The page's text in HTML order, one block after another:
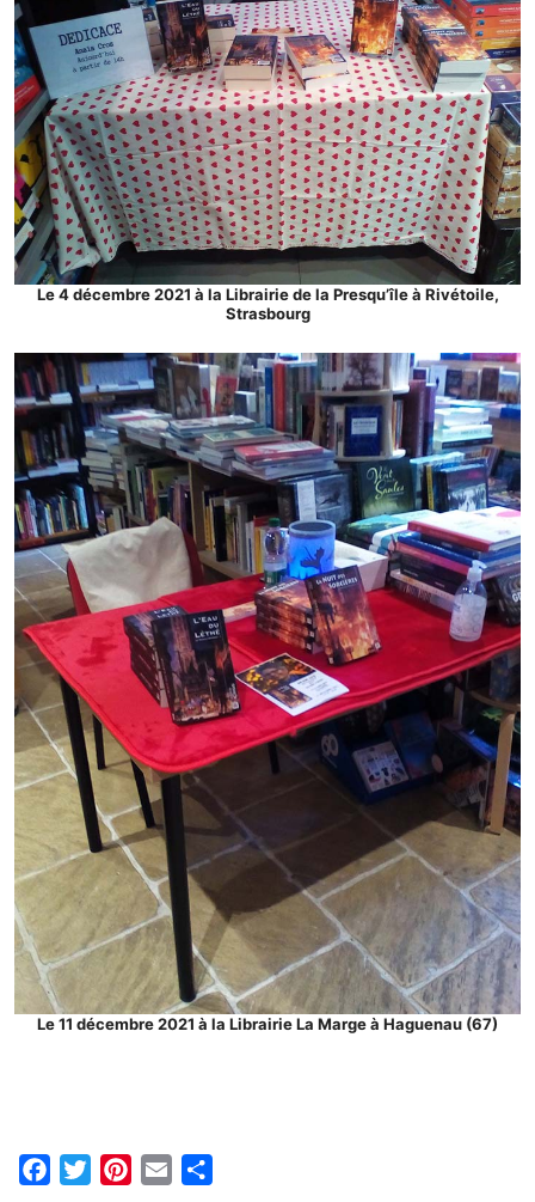
Le 4 décembre 2021 à la Librairie de la Presqu’île à Rivétoile,
Strasbourg
Le 11 décembre 2021 à la Librairie La Marge à Haguenau (67)